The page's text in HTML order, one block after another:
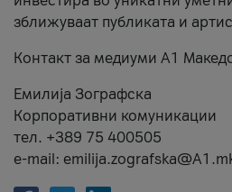
зближуваат публиката и
Контакт за медиуми А1
Емилија Зографска
Корпоративни комуникации
тел. +389 75 400505
e-mail: